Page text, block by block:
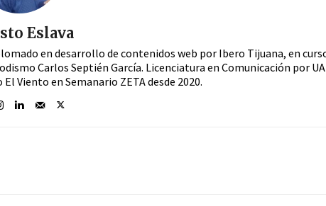
Eslava
en desarrollo de contenidos web por Ibero Tijuana, en
Carlos Septién García. Licenciatura en Comunicación por
Viento en Semanario ZETA desde 2020.